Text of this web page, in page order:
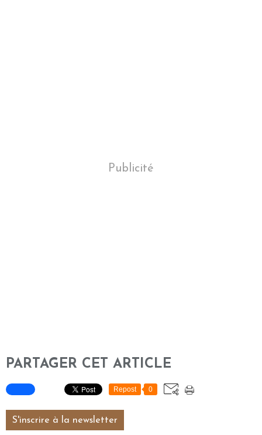
Publicité
PARTAGER CET ARTICLE
Repost 0
S'inscrire à la newsletter